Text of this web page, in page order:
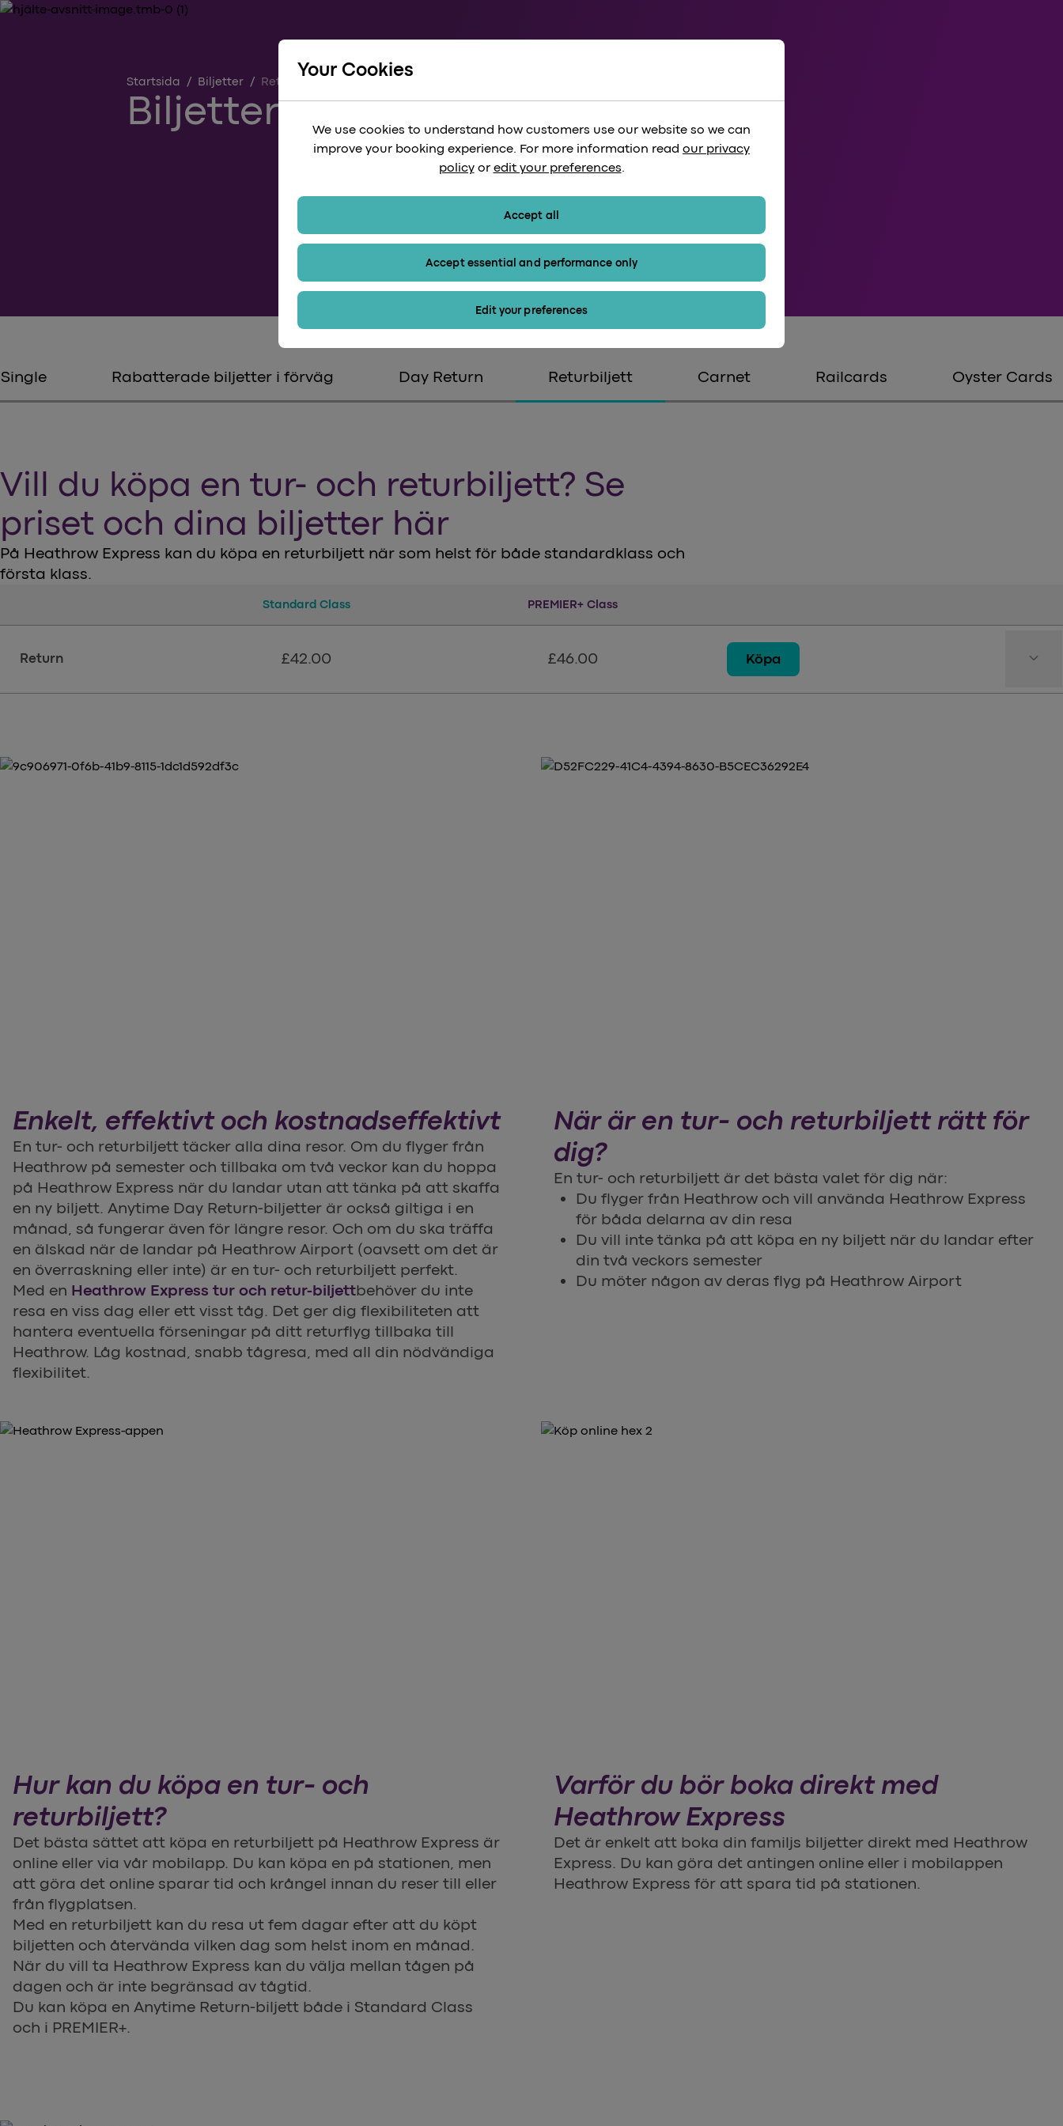
Startsida / Biljetter / Returbiljett
Biljetter tur och retur
Single Rabatterade biljetter i förväg Day Return Returbiljett Carnet Railcards Oyster Cards
Vill du köpa en tur- och returbiljett? Se
priset och dina biljetter här
På Heathrow Express kan du köpa en returbiljett när som helst för både standardklass och
första klass.
Standard Class
Standard Class PREMIER+ Class
Premier+ Class
Return £42.00 £46.00 Köpa keyboard_arrow_down
Enkelt, effektivt och kostnadseffektivt
En tur- och returbiljett täcker alla dina resor. Om du flyger från
Heathrow på semester och tillbaka om två veckor kan du hoppa
på Heathrow Express när du landar utan att tänka på att skaffa
en ny biljett. Anytime Day Return-biljetter är också giltiga i en
månad, så fungerar även för längre resor. Och om du ska träffa
en älskad när de landar på Heathrow Airport (oavsett om det är
en överraskning eller inte) är en tur- och returbiljett perfekt.
Med en Heathrow Express tur och retur-biljettbehöver du inte
resa en viss dag eller ett visst tåg. Det ger dig flexibiliteten att
hantera eventuella förseningar på ditt returflyg tillbaka till
Heathrow. Låg kostnad, snabb tågresa, med all din nödvändiga
flexibilitet.
När är en tur- och returbiljett rätt för
dig?
En tur- och returbiljett är det bästa valet för dig när:
Du flyger från Heathrow och vill använda Heathrow Express
för båda delarna av din resa
Du vill inte tänka på att köpa en ny biljett när du landar efter
din två veckors semester
Du möter någon av deras flyg på Heathrow Airport
Hur kan du köpa en tur- och
returbiljett?
Det bästa sättet att köpa en returbiljett på Heathrow Express är
online eller via vår mobilapp. Du kan köpa en på stationen, men
att göra det online sparar tid och krångel innan du reser till eller
från flygplatsen.
Med en returbiljett kan du resa ut fem dagar efter att du köpt
biljetten och återvända vilken dag som helst inom en månad.
När du vill ta Heathrow Express kan du välja mellan tågen på
dagen och är inte begränsad av tågtid.
Du kan köpa en Anytime Return-biljett både i Standard Class
och i PREMIER+.
Varför du bör boka direkt med
Heathrow Express
Det är enkelt att boka din familjs biljetter direkt med Heathrow
Express. Du kan göra det antingen online eller i mobilappen
Heathrow Express för att spara tid på stationen.
Your Cookies
We use cookies to understand how customers use our website so we can
improve your booking experience. For more information read our privacy
policyor edit your preferences.
Accept all
Accept essential and performance only
Edit your preferences